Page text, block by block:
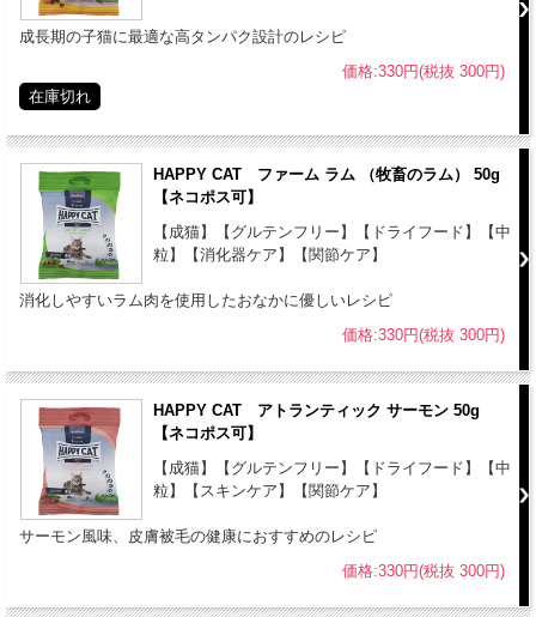
ナトリウム - 0.25 %
マグネシウム - 0.06 %
サルファイド - 0.45 %
代謝エネルギー：388.5kcal / 100g
目標尿pH値：6.35
粒の大きさ：直径8.5〜12mm 厚み2.5〜3.5mm
原産国：ドイツ
●慢性腎不全は給与開始より６ヶ月、以降、定期的な血液、腎機能検
査の上継続使用
【使用上の注意事項】
●本製品は食事療法食です。栄養特性上、本製品の使用が推奨されな
い場合もあるため、獣医師の診察と指導のものとにご使用ください。
●いつでも新鮮な水が飲めるようにしておいてください。
●本品使用時は他の食事摂取を控え、本品のみでの給餌をお勧めしま
す。他の食べ物と混ぜた給餌、間食などによりフード自体の特性が薄
成長期の子猫に最適な高タンパク設計のレシピ
価格:330円(税抜 300円)
在庫切れ
HAPPY CAT ファーム ラム （牧畜のラム） 50g
【ネコポス可】
【成猫】【グルテンフリー】【ドライフード】【中
粒】【消化器ケア】【関節ケア】
消化しやすいラム肉を使用したおなかに優しいレシピ
価格:330円(税抜 300円)
HAPPY CAT アトランティック サーモン 50g
【ネコポス可】
【成猫】【グルテンフリー】【ドライフード】【中
粒】【スキンケア】【関節ケア】
サーモン風味、皮膚被毛の健康におすすめのレシピ
価格:330円(税抜 300円)